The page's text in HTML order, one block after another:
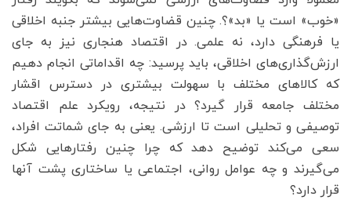
«خوب» است یا «بد»؟. چنین قضاوت‌هایی بیشتر جنبه اخلاقی
یا فرهنگی دارد، نه علمی. در اقتصاد هنجاری نیز به جای
ارزش‌گذاری‌های اخلاقی، باید پرسید: چه اقداماتی انجام دهیم
که کالاهای مختلف با سهولت بیشتری در دسترس اقشار
مختلف جامعه قرار گیرد؟ در نتیجه، رویکرد علم اقتصاد
توصیفی و تحلیلی است تا ارزشی. یعنی به جای شماتت افراد،
سعی می‌کند توضیح دهد که چرا چنین رفتارهایی شکل
می‌گیرند و چه عوامل روانی، اجتماعی یا ساختاری پشت آنها
قرار دارد؟